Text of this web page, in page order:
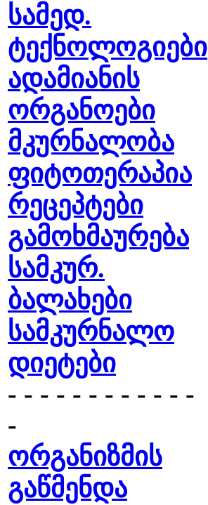
სამედ.
ტექნოლოგიები
ადამიანის
ორგანოები
მკურნალობა
ფიტოთერაპია
რეცეპტები
გამოხმაურება
სამკურ.
ბალახები
სამკურნალო
დიეტები
- - - - - - - - - - - -
-
ორგანიზმის
გაწმენდა